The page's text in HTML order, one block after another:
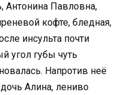
Антонина Павловна,
кофте, бледная,
инсульта почти
угол губы чуть
Напротив неё
Алина, лениво